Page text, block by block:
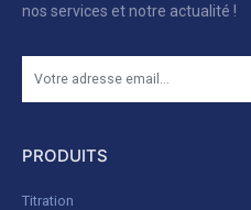
nos services et notre actualité !
PRODUITS
Titration